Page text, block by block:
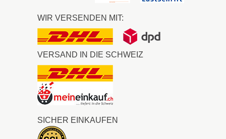
WIR VERSENDEN MIT:
VERSAND IN DIE SCHWEIZ
SICHER EINKAUFEN